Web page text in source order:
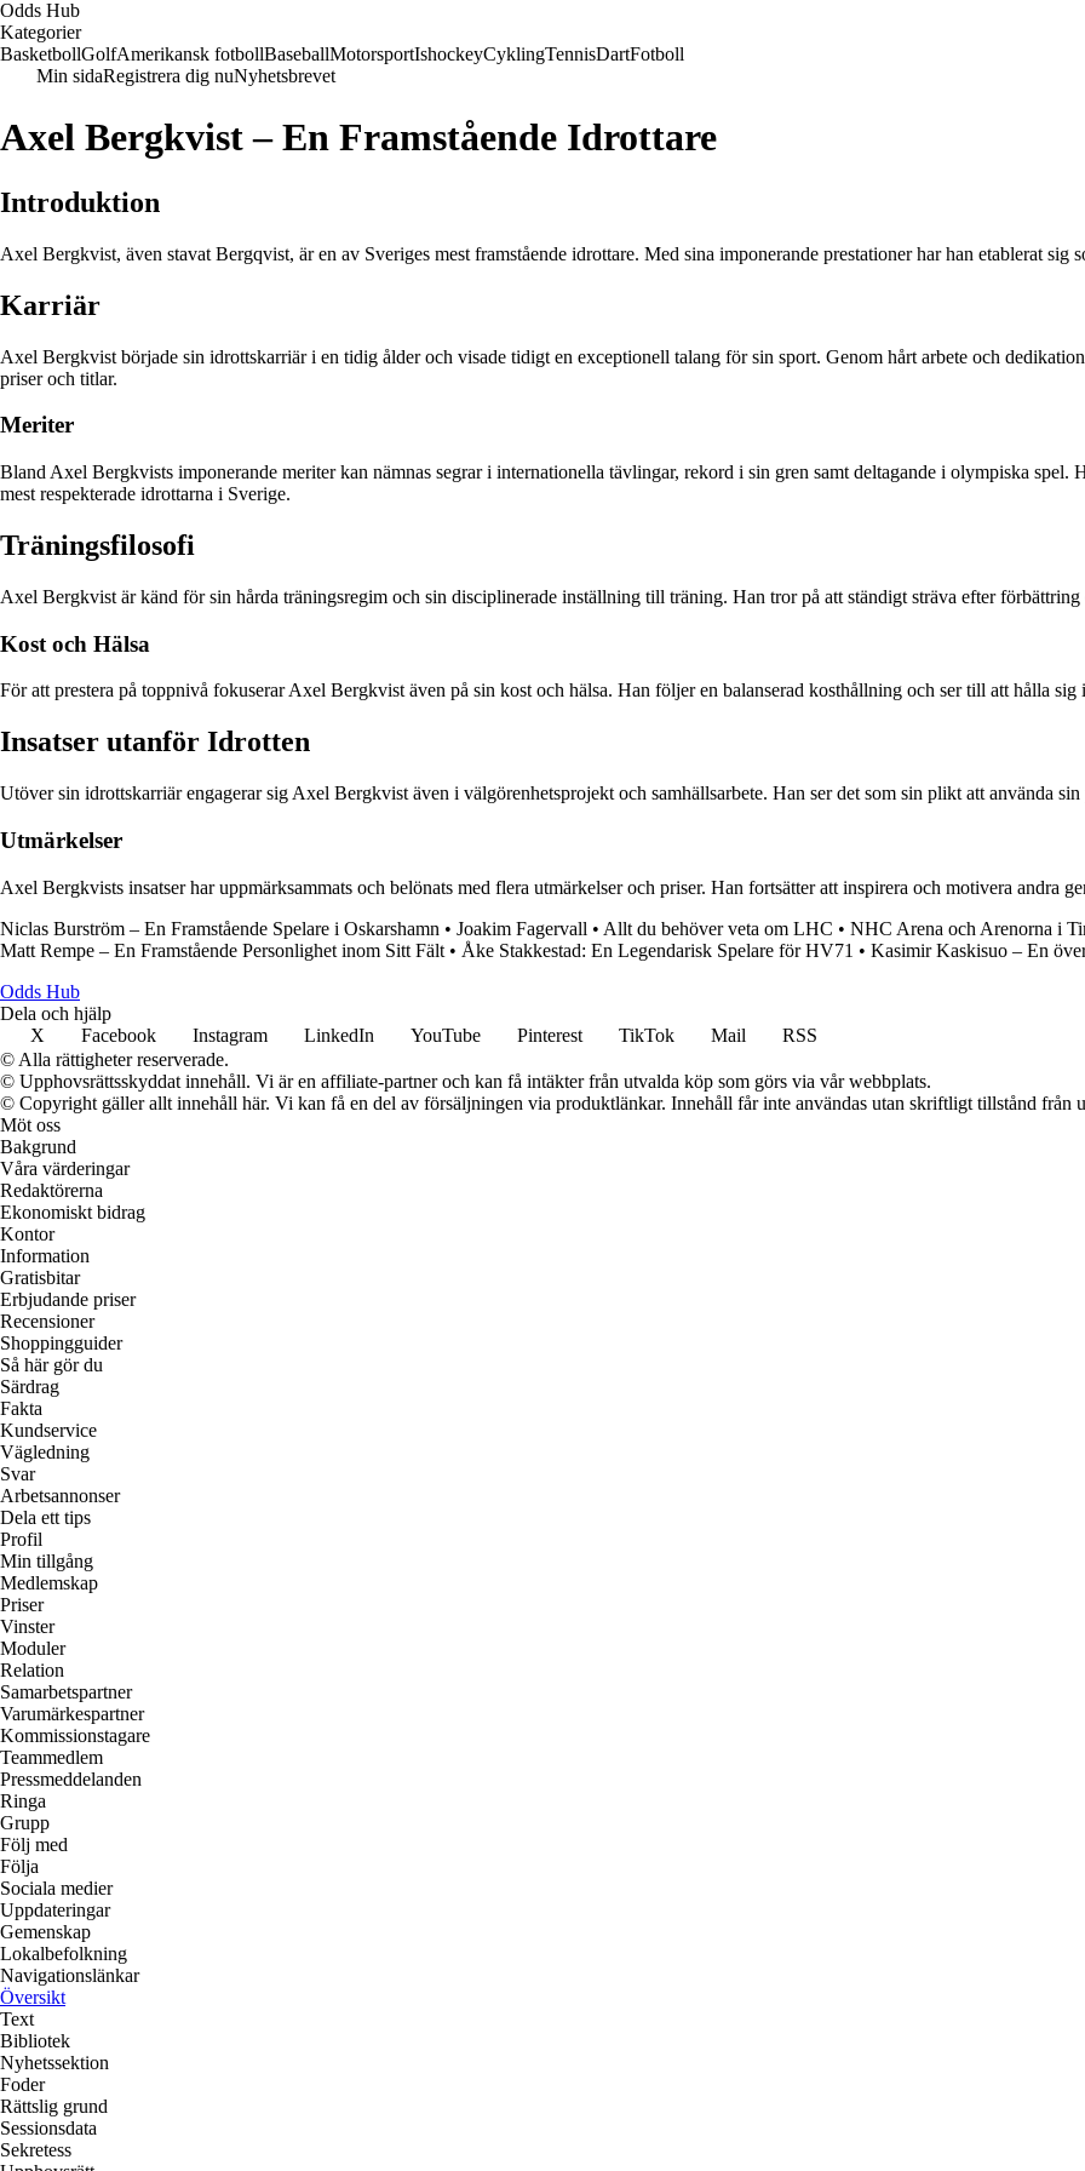
Odds Hub
Kategorier
BasketbollGolfAmerikansk fotbollBaseballMotorsportIshockeyCyklingTennisDartFotboll
Min sidaRegistrera dig nuNyhetsbrevet
Axel Bergkvist – En Framstående Idrottare
Introduktion
Axel Bergkvist, även stavat Bergqvist, är en av Sveriges mest framstående idrottare. Med sina imponerande prestationer har han etablerat
Karriär
Axel Bergkvist började sin idrottskarriär i en tidig ålder och visade tidigt en exceptionell talang för sin sport. Genom hårt arbete och
priser och titlar.
Meriter
Bland Axel Bergkvists imponerande meriter kan nämnas segrar i internationella tävlingar, rekord i sin gren samt deltagande i olympiska
mest respekterade idrottarna i Sverige.
Träningsfilosofi
Axel Bergkvist är känd för sin hårda träningsregim och sin disciplinerade inställning till träning. Han tror på att ständigt sträva efter
Kost och Hälsa
För att prestera på toppnivå fokuserar Axel Bergkvist även på sin kost och hälsa. Han följer en balanserad kosthållning och ser till att hålla
Insatser utanför Idrotten
Utöver sin idrottskarriär engagerar sig Axel Bergkvist även i välgörenhetsprojekt och samhällsarbete. Han ser det som sin plikt att använda
Utmärkelser
Axel Bergkvists insatser har uppmärksammats och belönats med flera utmärkelser och priser. Han fortsätter att inspirera och motivera andra
Niclas Burström – En Framstående Spelare i Oskarshamn • Joakim Fagervall • Allt du behöver veta om LHC • NHC Arena och Arenorna i
Matt Rempe – En Framstående Personlighet inom Sitt Fält • Åke Stakkestad: En Legendarisk Spelare för HV71 • Kasimir Kaskisuo – En
Odds Hub
Dela och hjälp
X
Facebook Instagram LinkedIn YouTube Pinterest TikTok Mail
RSS
© Alla rättigheter reserverade.
© Upphovsrättsskyddat innehåll. Vi är en affiliate-partner och kan få intäkter från utvalda köp som görs via vår webbplats.
© Copyright gäller allt innehåll här. Vi kan få en del av försäljningen via produktlänkar. Innehåll får inte användas utan skriftligt tillstånd från
Möt oss
Bakgrund
Våra värderingar
Redaktörerna
Ekonomiskt bidrag
Kontor
Information
Gratisbitar
Erbjudande priser
Recensioner
Shoppingguider
Så här gör du
Särdrag
Fakta
Kundservice
Vägledning
Svar
Arbetsannonser
Dela ett tips
Profil
Min tillgång
Medlemskap
Priser
Vinster
Moduler
Relation
Samarbetspartner
Varumärkespartner
Kommissionstagare
Teammedlem
Pressmeddelanden
Ringa
Grupp
Följ med
Följa
Sociala medier
Uppdateringar
Gemenskap
Lokalbefolkning
Navigationslänkar
Översikt
Text
Bibliotek
Nyhetssektion
Foder
Rättslig grund
Sessionsdata
Sekretess